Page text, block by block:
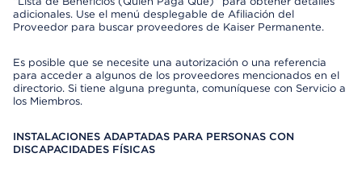
adicionales. Use el menú desplegable de Afiliación del
Proveedor para buscar proveedores de Kaiser Permanente.
Es posible que se necesite una autorización o una referencia
para acceder a algunos de los proveedores mencionados en el
directorio. Si tiene alguna pregunta, comuníquese con Servicio a
los Miembros.
INSTALACIONES ADAPTADAS PARA PERSONAS CON
DISCAPACIDADES FÍSICAS